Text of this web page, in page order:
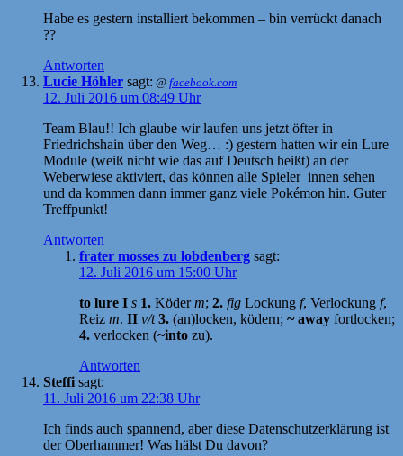
Habe es gestern installiert bekommen – bin verrückt danach
??
Antworten
Lucie Höhler sagt: @ facebook.com
12. Juli 2016 um 08:49 Uhr
Team Blau!! Ich glaube wir laufen uns jetzt öfter in
Friedrichshain über den Weg… :) gestern hatten wir ein Lure
Module (weiß nicht wie das auf Deutsch heißt) an der
Weberwiese aktiviert, das können alle Spieler_innen sehen
und da kommen dann immer ganz viele Pokémon hin. Guter
Treffpunkt!
Antworten
frater mosses zu lobdenberg sagt:
12. Juli 2016 um 15:00 Uhr
to lure I s 1. Köderm; 2. fig Lockung f, Verlockung f,
Reiz m. II v/t 3. (an)locken, ködern; ~ away fortlocken;
4. verlocken (~into zu).
Antworten
Steffi sagt:
11. Juli 2016 um 22:38 Uhr
Ich finds auch spannend, aber diese Datenschutzerklärung ist
der Oberhammer! Was hälst Du davon?